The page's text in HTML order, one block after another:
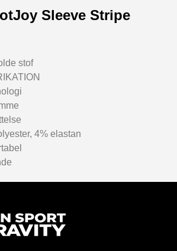
Sleeve Stripe
stof
4% elastan